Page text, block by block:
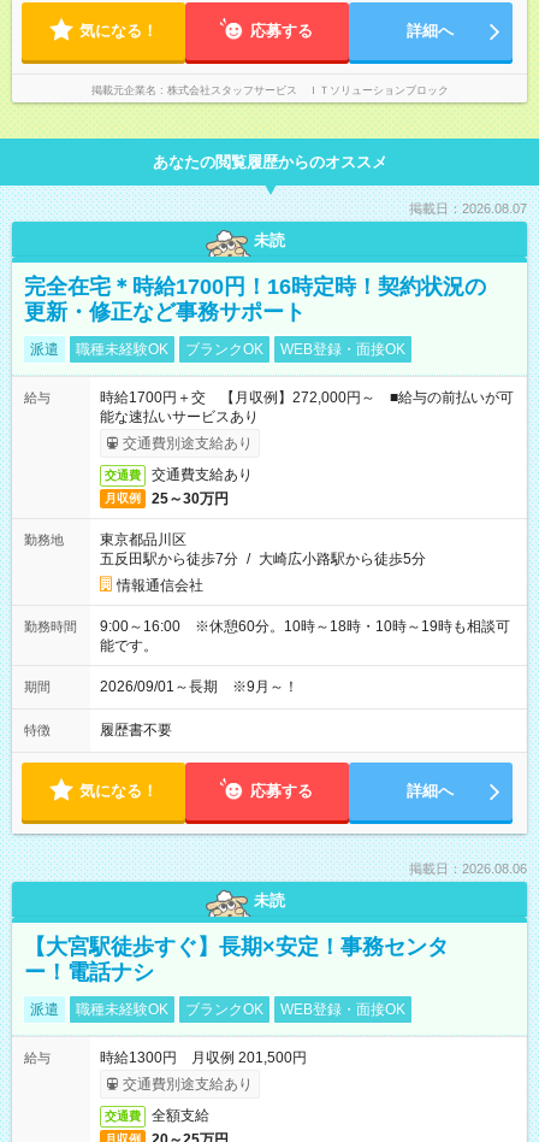
気になる！ 応募する 詳細へ
掲載元企業名 株式会社スタッフサービス ＩＴソリューションブロック
あなたの閲覧履歴からのオススメ
掲載日：2026.08.07
未読
完全在宅＊時給1700円！16時定時！契約状況の
更新・修正など事務サポート
派遣 職種未経験OK ブランクOK WEB登録・面接OK
給与
時給1700円＋交 【月収例】272,000円～ ■給与の前払いが可
能な速払いサービスあり
交通費別途支給あり
交通費 交通費支給あり
月収例 25～30万円
勤務地
東京都品川区
五反田駅から徒歩7分 / 大崎広小路駅から徒歩5分
情報通信会社
勤務時間
9:00～16:00 ※休憩60分。10時～18時・10時～19時も相談可
能です。
期間 2026/09/01～長期 ※9月～！
特徴 履歴書不要
気になる！ 応募する 詳細へ
掲載日：2026.08.06
未読
【大宮駅徒歩すぐ】長期×安定！事務センタ
ー！電話ナシ
派遣 職種未経験OK ブランクOK WEB登録・面接OK
給与
時給1300円 月収例 201,500円
交通費別途支給あり
交通費 全額支給
月収例